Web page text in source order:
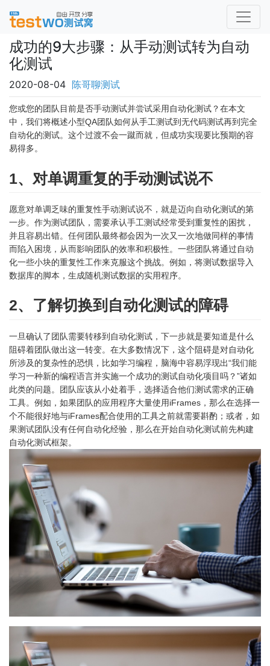
成功的9大步骤：从手动测试转为自动
化测试
2020-08-04 陈哥聊测试
您或您的团队目前是否手动测试并尝试采用自动化测试？在本文
中，我们将概述小型QA团队如何从手工测试到无代码测试再到完全
自动化的测试。这个过渡不会一蹴而就，但成功实现要比预期的容
易得多。
1、对单调重复的手动测试说不
愿意对单调乏味的重复性手动测试说不，就是迈向自动化测试的第
一步。作为测试团队，需要承认手工测试经常受到重复性的困扰，
并且容易出错。任何团队最终都会因为一次又一次地做同样的事情
而陷入困境，从而影响团队的效率和积极性。一些团队将通过自动
化一些小块的重复性工作来克服这个挑战。例如，将测试数据导入
数据库的脚本，生成随机测试数据的实用程序。
2、了解切换到自动化测试的障碍
一旦确认了团队需要转移到自动化测试，下一步就是要知道是什么
阻碍着团队做出这一转变。在大多数情况下，这个阻碍是对自动化
所涉及的复杂性的恐惧，比如学习编程，脑海中容易浮现出“我们能
学习一种新的编程语言并实施一个成功的测试自动化项目吗？”诸如
此类的问题。团队应该从小处着手，选择适合他们测试需求的正确
工具。例如，如果团队的应用程序大量使用iFrames，那么在选择一
个不能很好地与iFrames配合使用的工具之前就需要斟酌；或者，如
果测试团队没有任何自动化经验，那么在开始自动化测试前先构建
自动化测试框架。